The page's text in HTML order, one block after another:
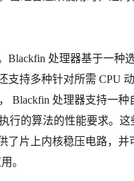
Blackfin 处理器基于一种
支持多种针对所需 CPU
Blackfin 处理器支持一
行的算法的性能要求。
了片上内核稳压电路，
。